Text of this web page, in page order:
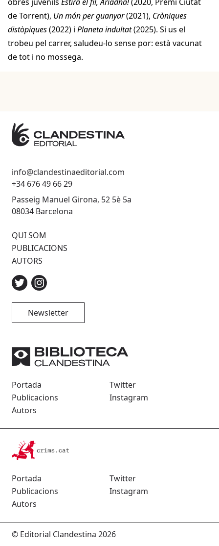
de Torrent), Un món per guanyar(2021), Cròniques
distòpiques(2022) i Planeta indultat(2025). Si us el
trobeu pel carrer, saludeu-lo sense por: està vacunat
de tot i no mossega.
info@clandestinaeditorial.com
+34 676 49 66 29
Passeig Manuel Girona, 52 5è 5a
08034 Barcelona
QUI SOM
PUBLICACIONS
AUTORS
Newsletter
Portada
Publicacions
Autors
Twitter
Instagram
Portada
Publicacions
Autors
Twitter
Instagram
© Editorial Clandestina 2026